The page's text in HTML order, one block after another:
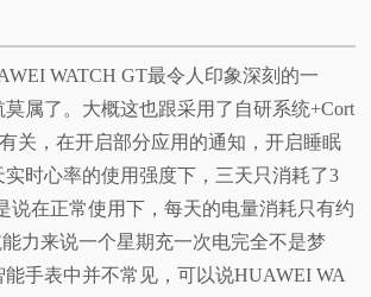
WATCH GT最令人印象深刻的一
莫属了。大概这也跟采用了自研系统+Cort
关，在开启部分应用的通知，开启睡眠
时心率的使用强度下，三天只消耗了3
说在正常使用下，每天的电量消耗只有约
力来说一个星期充一次电完全不是梦
手表中并不常见，可以说HUAWEI WA